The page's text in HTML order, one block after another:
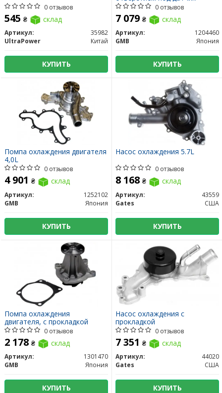
0 отзывов
545 ₴ склад
Артикул:
35982
UltraPower
Китай
КУПИТЬ
0 отзывов
7 079 ₴ склад
Артикул:
1204460
GMB
Япония
КУПИТЬ
Помпа охлаждения двигателя
4,0L
0 отзывов
4 901 ₴ склад
Артикул:
1252102
GMB
Япония
КУПИТЬ
Насос охлаждения 5.7L
0 отзывов
8 168 ₴ склад
Артикул:
43559
Gates
США
КУПИТЬ
Помпа охлаждения
двигателя, с прокладкой
0 отзывов
2 178 ₴ склад
Артикул:
1301470
GMB
Япония
КУПИТЬ
Насос охлаждения с
прокладкой
0 отзывов
7 351 ₴ склад
Артикул:
44020
Gates
США
КУПИТЬ